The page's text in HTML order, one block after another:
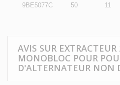
9BE5077C 50 11
AVIS SUR EXTRACTEUR
MONOBLOC POUR
D'ALTERNATEUR NON